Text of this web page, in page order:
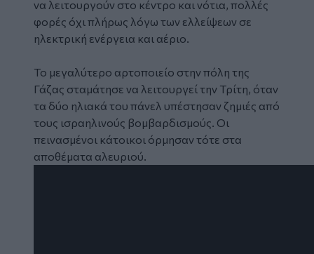
να λειτουργούν στο κέντρο και νότια, πολλές
φορές όχι πλήρως λόγω των ελλείψεων σε
ηλεκτρική ενέργεια και αέριο.
Το μεγαλύτερο αρτοποιείο στην πόλη της
Γάζας σταμάτησε να λειτουργεί την Τρίτη, όταν
τα δύο ηλιακά του πάνελ υπέστησαν ζημιές από
τους ισραηλινούς βομβαρδισμούς. Οι
πεινασμένοι κάτοικοι όρμησαν τότε στα
αποθέματα αλευριού.